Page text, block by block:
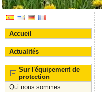
Accueil
Actualités
Sur l'équipement de
protection
Qui nous sommes